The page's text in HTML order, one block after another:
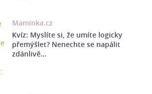
Maminka.cz
Kvíz: Myslíte si, že umíte logicky
přemýšlet? Nenechte se napálit
zdánlivě…